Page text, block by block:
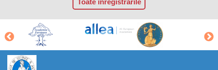
https://propletenie.ru/